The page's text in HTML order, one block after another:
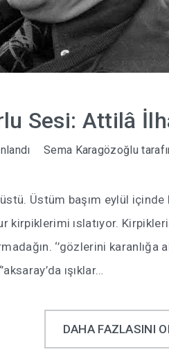
Sesi: Attilâ
Sema Karagözoğlu
Üstüm başım eylül içinde
kirpiklerimi ıslatıyor.
‘’gözlerini karanlığa
ışıklar…
DAHA FAZLASINI